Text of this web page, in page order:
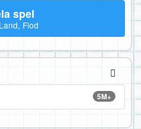
spel
Flod
5M+